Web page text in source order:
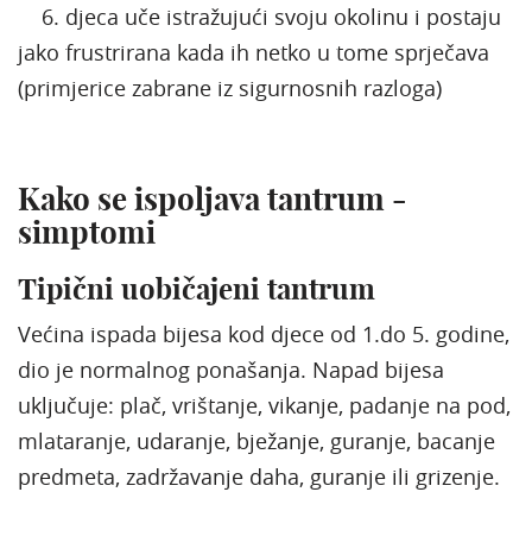
6. djeca uče istražujući svoju okolinu i postaju
jako frustrirana kada ih netko u tome sprječava
(primjerice zabrane iz sigurnosnih razloga)
Kako se ispoljava tantrum -
simptomi
Tipični uobičajeni tantrum
Većina ispada bijesa kod djece od 1.do 5. godine,
dio je normalnog ponašanja. Napad bijesa
uključuje: plač, vrištanje, vikanje, padanje na pod,
mlataranje, udaranje, bježanje, guranje, bacanje
predmeta, zadržavanje daha, guranje ili grizenje.